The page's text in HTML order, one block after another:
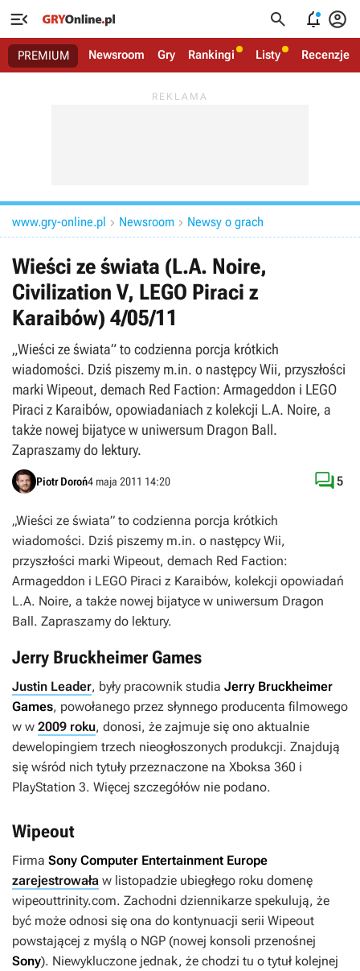
   
PREMIUM Newsroom Gry Rankingi Listy Recenzje
www.gry-online.pl  Newsroom  Newsy o grach
Wieści ze świata (L.A. Noire,
Civilization V, LEGO Piraci z
Karaibów) 4/05/11
„Wieści ze świata” to codzienna porcja krótkich
wiadomości. Dziś piszemy m.in. o następcy Wii, przyszłości
marki Wipeout, demach Red Faction: Armageddon i LEGO
Piraci z Karaibów, opowiadaniach z kolekcji L.A. Noire, a
także nowej bijatyce w uniwersum Dragon Ball.
Zapraszamy do lektury.
Piotr Doroń4 maja 2011 14:20 5
„Wieści ze świata” to codzienna porcja krótkich
wiadomości. Dziś piszemy m.in. o następcy Wii,
przyszłości marki Wipeout, demach Red Faction:
Armageddon i LEGO Piraci z Karaibów, kolekcji opowiadań
L.A. Noire, a także nowej bijatyce w uniwersum Dragon
Ball. Zapraszamy do lektury.
Jerry Bruckheimer Games
Justin Leader, były pracownik studia Jerry Bruckheimer
Games, powołanego przez słynnego producenta filmowego
w w 2009 roku, donosi, że zajmuje się ono aktualnie
dewelopingiem trzech nieogłoszonych produkcji. Znajdują
się wśród nich tytuły przeznaczone na Xboksa 360 i
PlayStation 3. Więcej szczegółów nie podano.
Wipeout
Firma Sony Computer Entertainment Europe
zarejestrowała w listopadzie ubiegłego roku domenę
wipeouttrinity.com. Zachodni dziennikarze spekulują, że
być może odnosi się ona do kontynuacji serii Wipeout
powstającej z myślą o NGP (nowej konsoli przenośnej
Sony). Niewykluczone jednak, że chodzi tu o tytuł kolejnej